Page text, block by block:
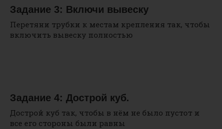
Задание 3: Включи вывеску
Перетяни трубки к местам крепления так, чтобы
включить вывеску полностью
Задание 4: Дострой куб.
Дострой куб так, чтобы в нём не было пустот и
все его стороны были равны